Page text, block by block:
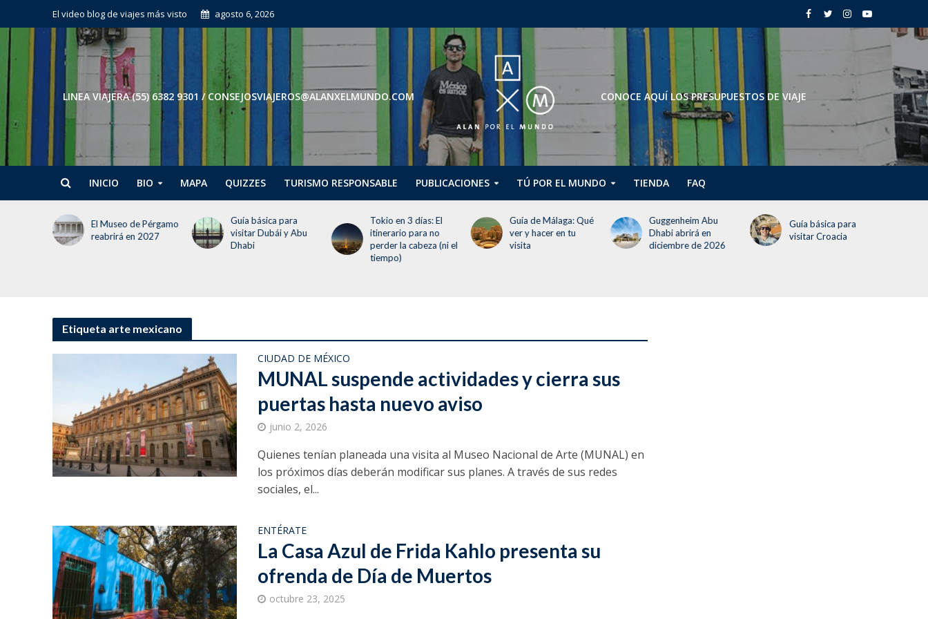
El video blog de viajes más visto agosto 6, 2026
LINEA VIAJERA (55) 6382 9301 / CONSEJOSVIAJEROS@ALANXELMUNDO.COM CONOCE AQUÍ LOS PRESUPUESTOS DE VIAJE
INICIO BIO MAPA QUIZZES TURISMO RESPONSABLE PUBLICACIONES TÚ POR EL MUNDO TIENDA FAQ
El Museo de Pérgamo
reabrirá en 2027
Guía básica para
visitar Dubái y Abu
Dhabi
Tokio en 3 días: El
itinerario para no
perder la cabeza (ni el
tiempo)
Guía de Málaga: Qué
ver y hacer en tu
visita
Guggenheim Abu
Dhabi abrirá en
diciembre de 2026
Guía básica para
visitar Croacia
Etiqueta arte mexicano
CIUDAD DE MÉXICO
MUNAL suspende actividades y cierra sus
puertas hasta nuevo aviso
junio 2, 2026
Quienes tenían planeada una visita al Museo Nacional de Arte (MUNAL) en
los próximos días deberán modificar sus planes. A través de sus redes
sociales, el...
ENTÉRATE
La Casa Azul de Frida Kahlo presenta su
ofrenda de Día de Muertos
octubre 23, 2025